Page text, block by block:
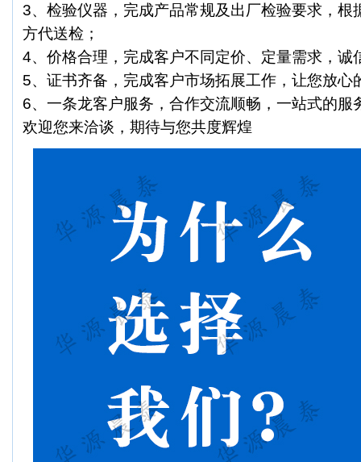
3、检验仪器，完成产品常规及出厂检验要求，根
方代送检；
4、价格合理，完成客户不同定价、定量需求，诚
5、证书齐备，完成客户市场拓展工作，让您放心
6、一条龙客户服务，合作交流顺畅，一站式的服
欢迎您来洽谈，期待与您共度辉煌